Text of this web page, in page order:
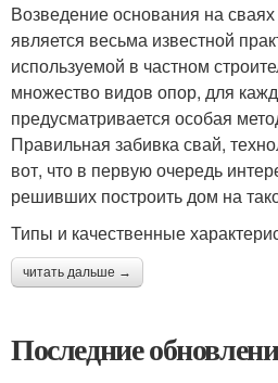
Возведение основания на
является весьма известной
используемой в частном
множество видов опор, для
предусматривается особая
Правильная забивка свай,
вот, что в первую очередь
решивших построить дом на
Типы и качественные
читать дальше →
Последние